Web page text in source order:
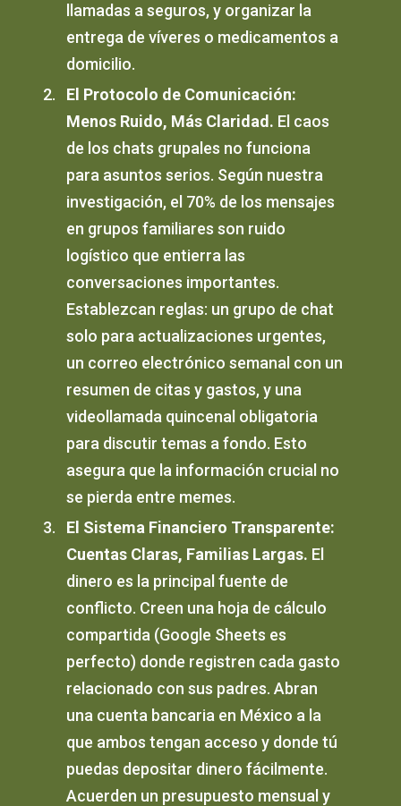
llamadas a seguros, y organizar la
entrega de víveres o medicamentos a
domicilio.
El Protocolo de Comunicación:
Menos Ruido, Más Claridad. El caos
de los chats grupales no funciona
para asuntos serios. Según nuestra
investigación, el 70% de los mensajes
en grupos familiares son ruido
logístico que entierra las
conversaciones importantes.
Establezcan reglas: un grupo de chat
solo para actualizaciones urgentes,
un correo electrónico semanal con un
resumen de citas y gastos, y una
videollamada quincenal obligatoria
para discutir temas a fondo. Esto
asegura que la información crucial no
se pierda entre memes.
El Sistema Financiero Transparente:
Cuentas Claras, Familias Largas. El
dinero es la principal fuente de
conflicto. Creen una hoja de cálculo
compartida (Google Sheets es
perfecto) donde registren cada gasto
relacionado con sus padres. Abran
una cuenta bancaria en México a la
que ambos tengan acceso y donde tú
puedas depositar dinero fácilmente.
Acuerden un presupuesto mensual y